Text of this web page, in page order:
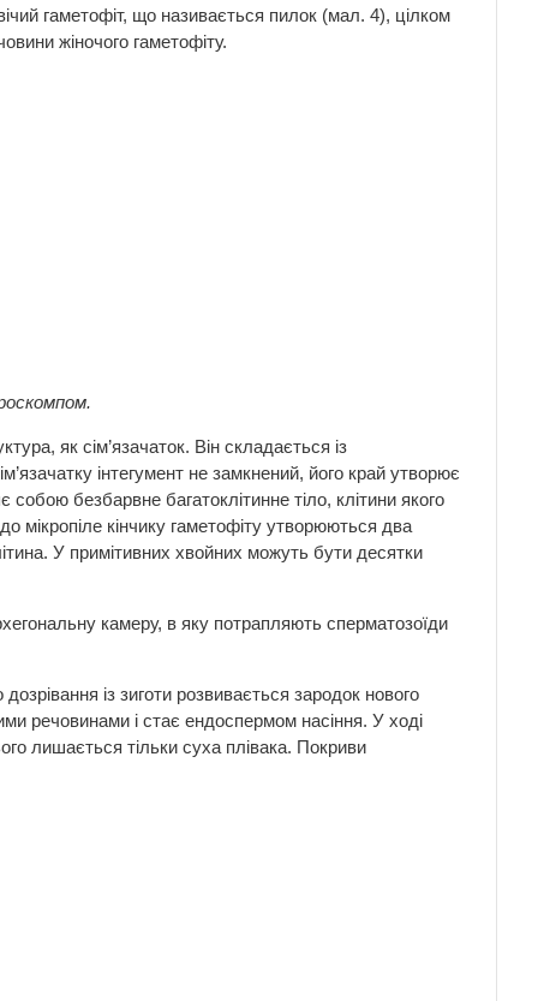
гаметофіт, що називається пилок (мал. 4), цілком
жіночого гаметофіту.
як сім’язачаток. Він складається із
інтегумент не замкнений, його край утворює
безбарвне багатоклітинне тіло, клітини якого
мікропіле кінчику гаметофіту утворюються два
У примітивних хвойних можуть бути десятки
камеру, в яку потрапляють сперматозоїди
із зиготи розвивається зародок нового
речовинами і стає ендоспермом насіння. У ході
лишається тільки суха плівака. Покриви